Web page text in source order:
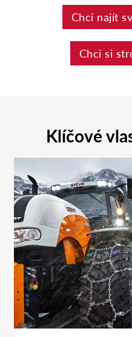
Chci najít
Chci si
Klíčové